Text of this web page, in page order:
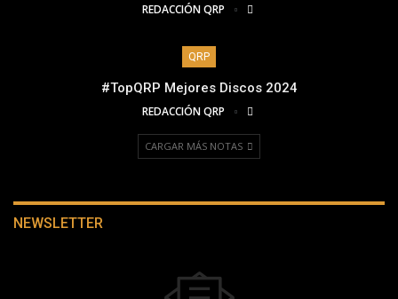
REDACCIÓN QRP
QRP
#TopQRP Mejores Discos 2024
REDACCIÓN QRP
CARGAR MÁS NOTAS
NEWSLETTER